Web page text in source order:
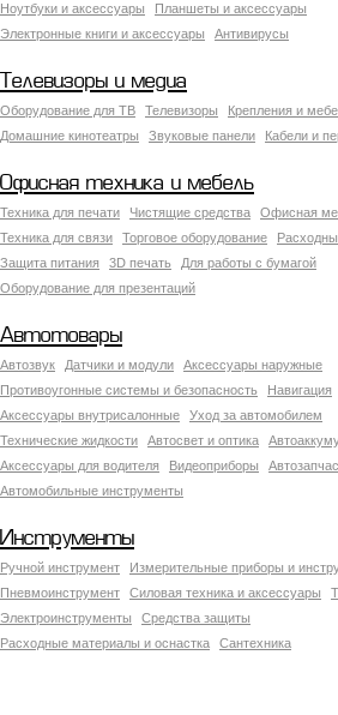
Ноутбуки и аксессуары
Планшеты и аксессуары
Электронные книги и аксессуары
Антивирусы
Телевизоры и медиа
Оборудование для ТВ Телевизоры Крепления и
Домашние кинотеатры
Звуковые панели Кабели и
Офисная техника и мебель
Техника для печати Чистящие средства
Офисная
Техника для связи
Торговое оборудование
Защита питания
3D печать
Для работы с бумагой
Оборудование для презентаций
Автотовары
Автозвук Датчики и модули
Аксессуары наружные
Противоугонные системы и безопасность
Навигация
Аксесcуары внутрисалонные
Уход за автомобилем
Технические жидкости
Автосвет и оптика
Аксессуары для водителя
Видеоприборы
Автомобильные инструменты
Инструменты
Ручной инструмент
Измерительные приборы и
Пневмоинструмент
Силовая техника и аксессуары
Электроинструменты
Средства защиты
Расходные материалы и оснастка
Сантехника